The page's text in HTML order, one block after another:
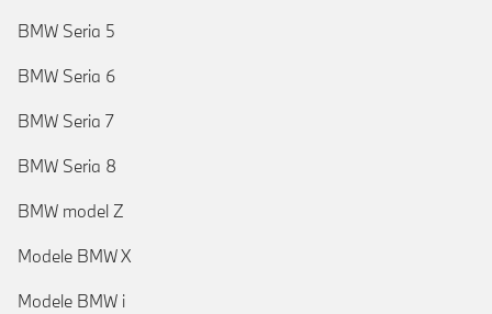
BMW Seria 5
BMW Seria 6
BMW Seria 7
BMW Seria 8
BMW model Z
Modele BMW X
Modele BMW i